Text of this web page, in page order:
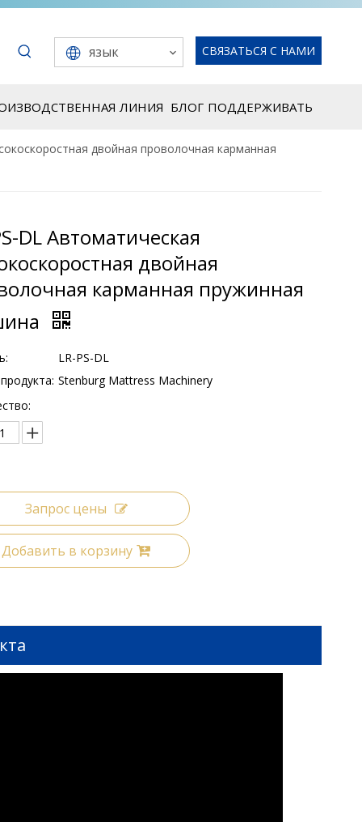
язык СВЯЗАТЬСЯ С НАМИ
ЛИНИЯ БЛОГ ПОДДЕРЖИВАТЬ
двойная проволочная карманная
DL Автоматическая
двойная
карманная пружинная
LR-PS-DL
Stenburg Mattress Machinery
Запрос цены
Добавить в корзину